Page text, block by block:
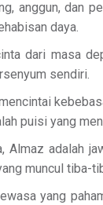
anggun, dan
daya.
dari masa
sendiri.
puisi yang
Almaz adalah
muncul tiba-
yang